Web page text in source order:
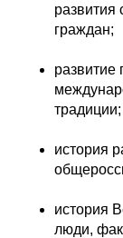
развития
граждан;
развитие
традиции;
история
история
люди,